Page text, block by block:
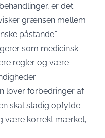
er det
grænsen mellem
påstande.”
som medicinsk
regler og være
lover forbedringer af
skal stadig opfylde
være korrekt mærket,